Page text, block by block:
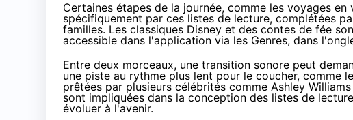
Certaines étapes de la journée, comme les voyages
spécifiquement par ces listes de lecture, complétées
familles. Les classiques Disney et des contes de fée
accessible dans l'application via les Genres, dans
Entre deux morceaux, une transition sonore peut
une piste au rythme plus lent pour le coucher, comme
prêtées par plusieurs célébrités comme Ashley
sont impliquées dans la conception des listes de
évoluer à l'avenir.